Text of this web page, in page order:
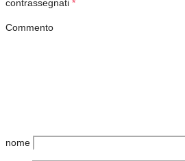
contrassegnati *
Commento
nome